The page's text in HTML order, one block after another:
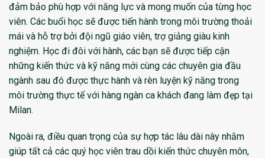
đảm bảo phù hợp với năng lực và mong muốn của từng học
viên. Các buổi học sẽ được tiến hành trong môi trường thoải
mái và hỗ trợ bởi đội ngũ giáo viên, trợ giảng giàu kinh
nghiệm. Học đi đôi với hành, các bạn sẽ được tiếp cận
những kiến thức và kỹ năng mới cùng các chuyên gia đầu
ngành sau đó được thực hành và rèn luyện kỹ năng trong
môi trường thực tế với hàng ngàn ca khách đang làm đẹp tại
Milan.
Ngoài ra, điều quan trọng của sự hợp tác lâu dài này nhằm
giúp tất cả các quý học viên trau dồi kiến thức chuyên môn,